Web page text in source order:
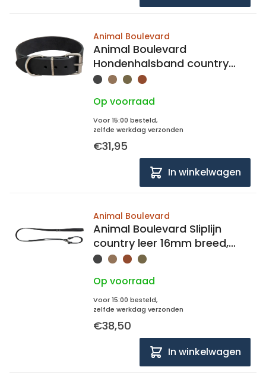
Animal Boulevard
Animal Boulevard
Hondenhalsband country
leer 35mm breed, 30-38cm
Op voorraad
Voor 15:00 besteld,
zelfde werkdag verzonden
€31,95
In winkelwagen
Animal Boulevard
Animal Boulevard Sliplijn
country leer 16mm breed,
138cm lang
Op voorraad
Voor 15:00 besteld,
zelfde werkdag verzonden
€38,50
In winkelwagen